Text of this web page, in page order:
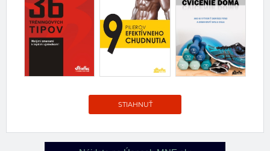
STIAHNUŤ